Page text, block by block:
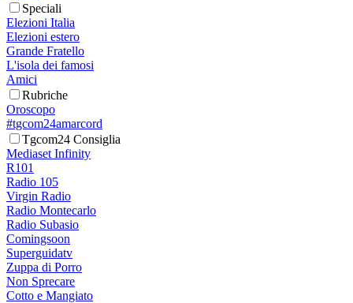
Speciali
Elezioni Italia
Elezioni estero
Grande Fratello
L'isola dei famosi
Amici
Rubriche
Oroscopo
#tgcom24amarcord
Tgcom24 Consiglia
Mediaset Infinity
R101
Radio 105
Virgin Radio
Radio Montecarlo
Radio Subasio
Comingsoon
Superguidatv
Zuppa di Porro
Non Sprecare
Cotto e Mangiato